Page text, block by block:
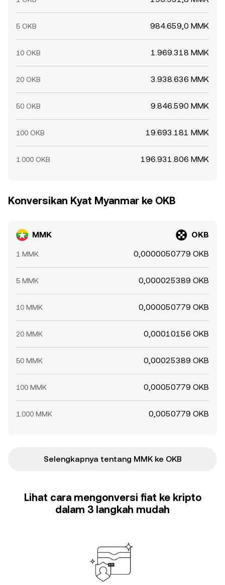
5 OKB 984.659,0 MMK
10 OKB 1.969.318 MMK
20 OKB 3.938.636 MMK
50 OKB 9.846.590 MMK
100 OKB 19.693.181 MMK
1.000 OKB 196.931.806 MMK
Konversikan Kyat Myanmar ke OKB
MMK OKB
1 MMK 0,0000050779 OKB
5 MMK 0,000025389 OKB
10 MMK 0,000050779 OKB
20 MMK 0,00010156 OKB
50 MMK 0,00025389 OKB
100 MMK 0,00050779 OKB
1.000 MMK 0,0050779 OKB
Selengkapnya tentang MMK ke OKB
Lihat cara mengonversi fiat ke kripto
dalam 3 langkah mudah